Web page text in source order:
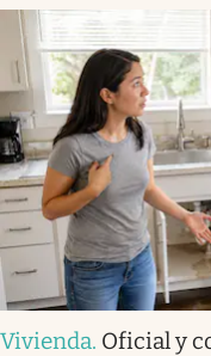
Vivienda. Oficial y